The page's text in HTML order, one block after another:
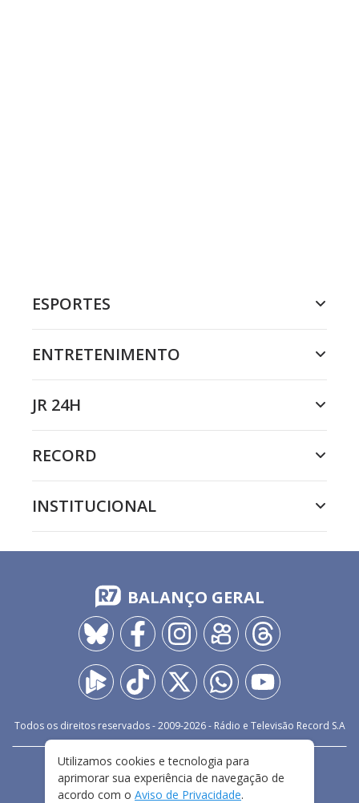
ESPORTES
ENTRETENIMENTO
JR 24H
RECORD
INSTITUCIONAL
BALANÇO GERAL
Todos os direitos reservados - 2009-2026- Rádio e Televisão Record S.A
FALE CONOSCO
PRIVACIDADE
TERMOS E CONDIÇÕES DE USO
Utilizamos cookies e tecnologia para
aprimorar sua experiência de navegação de
acordo com o Aviso de Privacidade.